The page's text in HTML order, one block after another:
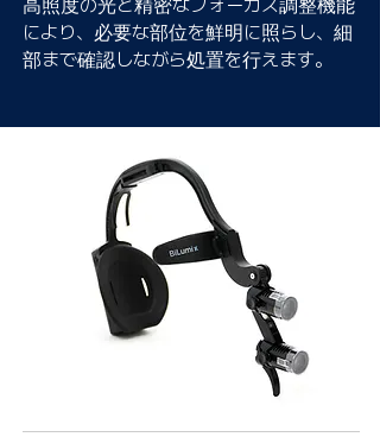
高照度の光と精密なフォーカス調整機能
により、必要な部位を鮮明に照らし、細
部まで確認しながら処置を行えます。